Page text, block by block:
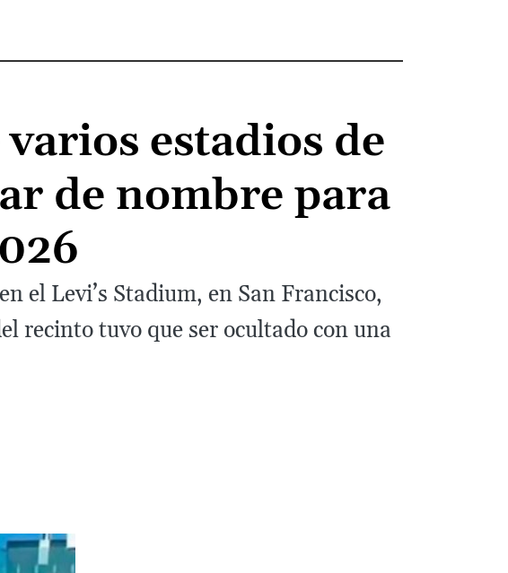
estadios de
de nombre para
el Levi’s Stadium, en San Francisco,
recinto tuvo que ser ocultado con una